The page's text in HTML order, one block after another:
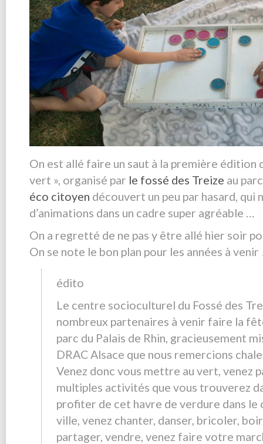
On est allé faire un saut à la première édition
vert », organisé par le fossé des Treize au
éco citoyen découvert un peu par hasard, qui
d’animations dans un cadre super agréable …
On a regretté de ne pas y être allé hier soir
On se note le bon plan pour les années à venir
édito
Le centre socioculturel du Fossé des
nombreux partenaires à venir faire la
parc du Palais de Rhin, gracieusement
DRAC Alsace que nous remercions
Venez donc vous mettre au vert, venez
multiples activités que vous trouverez
profiter de cet havre de verdure dans
ville, venez chanter, danser, bricoler,
partager, vendre, venez faire votre